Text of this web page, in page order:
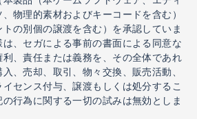
物理的素材およびキーコードを含む）
の別個の譲渡を含む）を承認していま
、セガによる事前の書面による同意な
、責任または義務を、その全体であれ
、売却、取引、物々交換、販売活動、
センス付与、譲渡もしくは処分するこ
行為に関する一切の試みは無効としま